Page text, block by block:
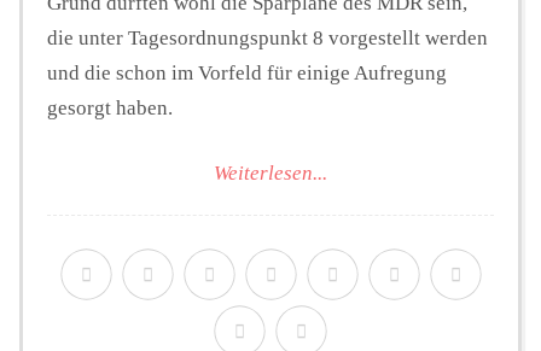
die unter Tagesordnungspunkt 8 vorgestellt werden
und die schon im Vorfeld für einige Aufregung
gesorgt haben.
Weiterlesen...